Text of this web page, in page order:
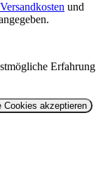
Versandkosten und
Erfahrung
Cookies akzeptieren